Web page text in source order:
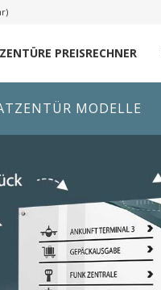
PREISRECHNER
MODELLE